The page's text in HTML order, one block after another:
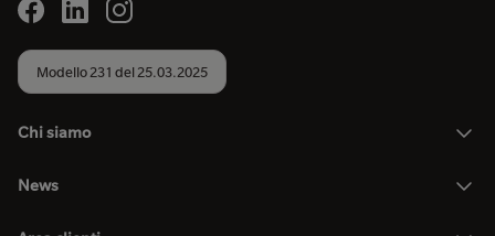
Modello 231 del 25.03.2025
Chi siamo
News